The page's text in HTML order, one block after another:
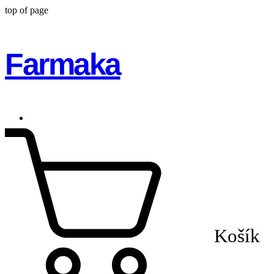
top of page
Farmaka
Košík